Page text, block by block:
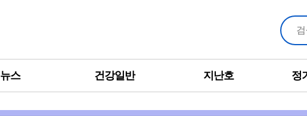
뉴스 건강일반 지난호 정